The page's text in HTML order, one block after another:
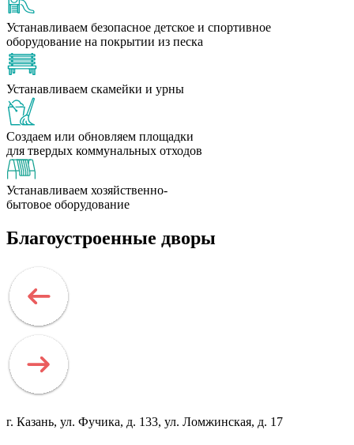
Устанавливаем безопасное детское и спортивное
оборудование на покрытии из песка
Устанавливаем скамейки и урны
Создаем или обновляем площадки
для твердых коммунальных отходов
Устанавливаем хозяйственно-
бытовое оборудование
Благоустроенные дворы
г. Казань, ул. Фучика, д. 133, ул. Ломжинская, д. 17